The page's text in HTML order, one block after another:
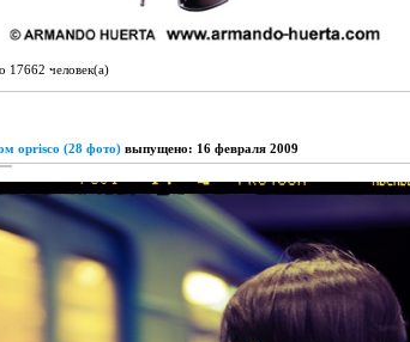
17662 человек(а)
oprisco (28 фото) выпущено: 16 февраля 2009